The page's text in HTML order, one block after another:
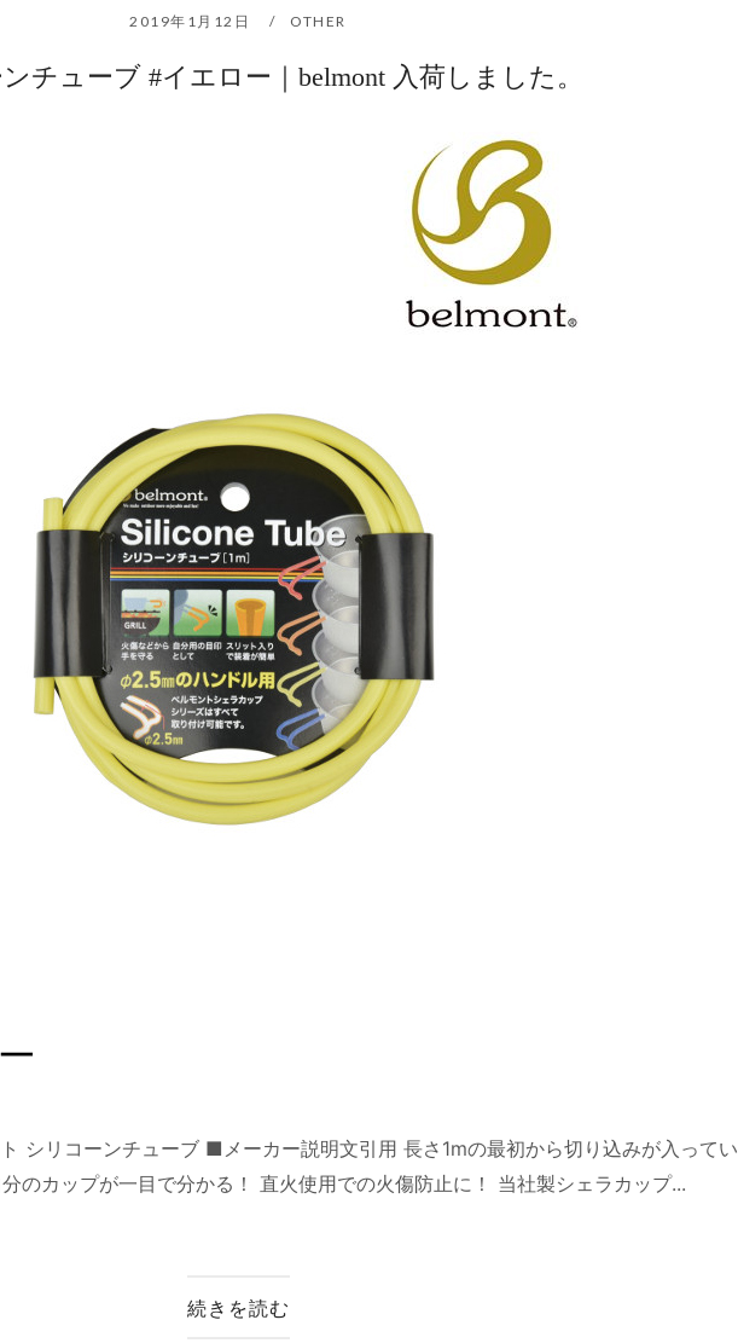
2019年1月12日 OTHER
チューブ #イエロー｜belmont 入荷しました。
シリコーンチューブ ■メーカー説明文引用 長さ1mの最初から切り込みが入ってい
のカップが一目で分かる！ 直火使用での火傷防止に！ 当社製シェラカップ...
続きを読む